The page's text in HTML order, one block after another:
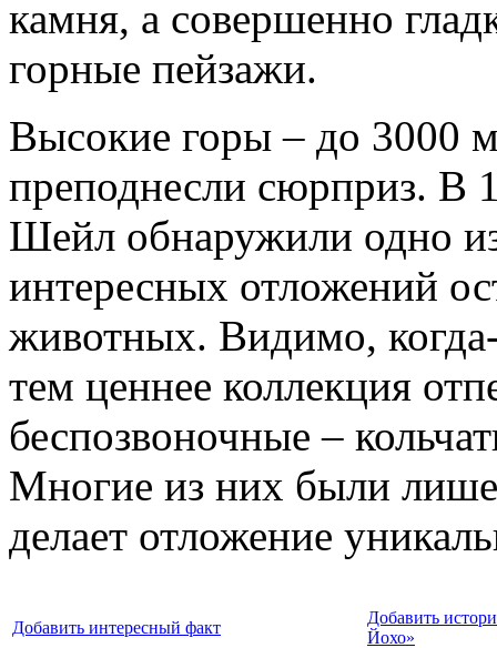
камня, а совершенно
горные пейзажи.
Высокие горы – до 3000
преподнесли сюрприз. В
Шейл обнаружили одно
интересных отложений
животных. Видимо,
тем ценнее коллекция
беспозвоночные –
Многие из них были
делает отложение
Добавить интересный факт
Добавить
Йохо»